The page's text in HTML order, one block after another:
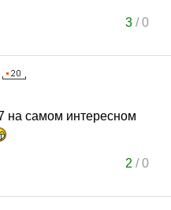
3/0
на самом интересном
2 /0